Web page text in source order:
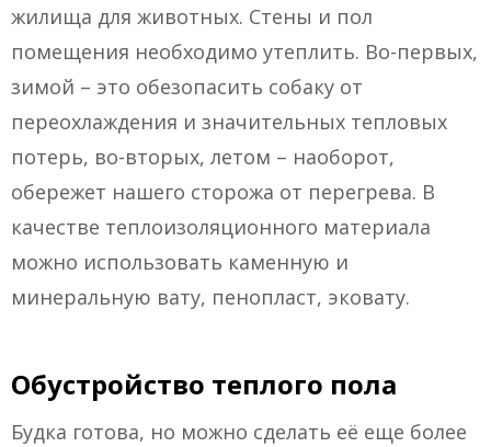
жилища для животных. Стены и пол
помещения необходимо утеплить. Во-первых,
зимой – это обезопасить собаку от
переохлаждения и значительных тепловых
потерь, во-вторых, летом – наоборот,
обережет нашего сторожа от перегрева. В
качестве теплоизоляционного материала
можно использовать каменную и
минеральную вату, пенопласт, эковату.
Обустройство теплого пола
Будка готова, но можно сделать её еще более